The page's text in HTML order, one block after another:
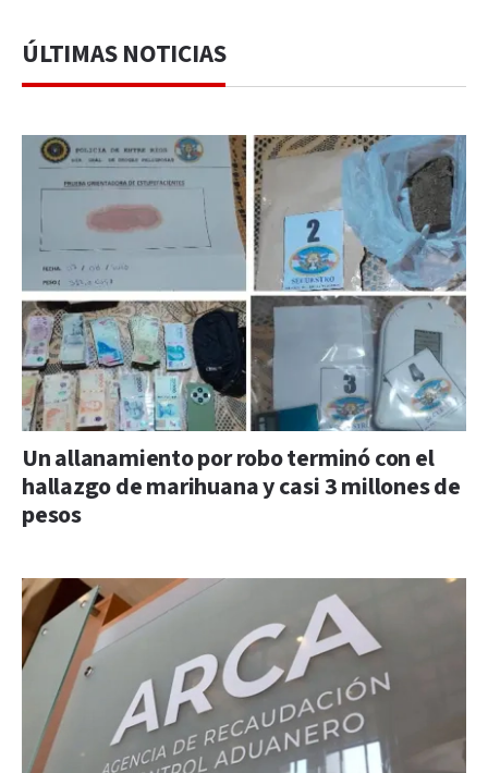
ÚLTIMAS NOTICIAS
Un allanamiento por robo terminó con el
hallazgo de marihuana y casi 3 millones de
pesos